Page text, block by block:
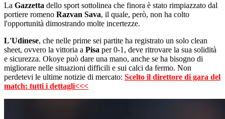
La Gazzetta dello sport sottolinea che finora è stato rimpiazzato dal
portiere romeno Razvan Sava, il quale, però, non ha colto
l'opportunità dimostrando molte incertezze.
L'Udinese, che nelle prime sei partite ha registrato un solo clean
sheet, ovvero la vittoria a Pisa per 0-1, deve ritrovare la sua solidità
e sicurezza. Okoye può dare una mano, anche se ha bisogno di
migliorare nelle situazioni difficili e sui calci da fermo. Non
perdetevi le ultime notizie di mercato: Scelto il direttore di gara del
match: tutti i dettagli<<<